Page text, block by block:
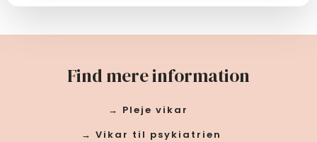
Find mere information
→ Pleje vikar
→ Vikar til psykiatrien